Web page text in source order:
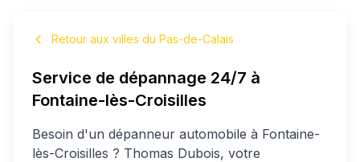
Retour aux villes du Pas-de-Calais
Service de dépannage 24/7 à
Fontaine-lès-Croisilles
Besoin d'un dépanneur automobile à Fontaine-
lès-Croisilles ? Thomas Dubois, votre